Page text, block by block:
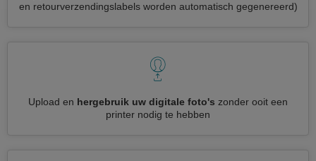
en retourverzendingslabels worden automatisch gegenereerd)
Upload en hergebruik uw digitale foto's zonder ooit een
printer nodig te hebben